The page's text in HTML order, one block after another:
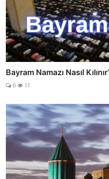
Bayram Namazı Nasıl
0 11